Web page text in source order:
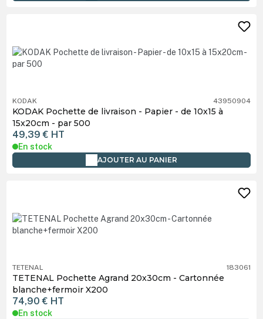
KODAK 43950904
KODAK Pochette de livraison - Papier - de 10x15 à
15x20cm - par 500
49,39 € HT
En stock
AJOUTER AU PANIER
TETENAL 183061
TETENAL Pochette Agrand 20x30cm - Cartonnée
blanche+fermoir X200
74,90 € HT
En stock